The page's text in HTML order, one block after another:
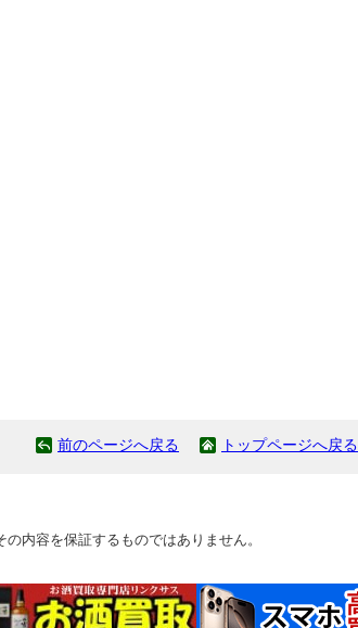
前のページへ戻る トップページへ戻る
内容を保証するものではありません。